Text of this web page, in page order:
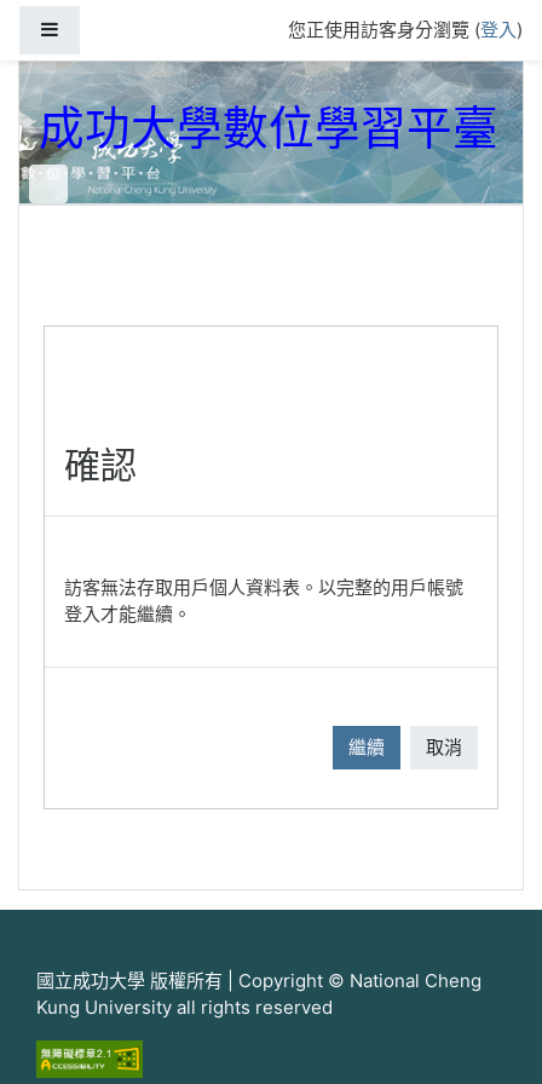
您正使用訪客身分瀏覽 (登入)
成功大學數位學習平臺
確認
訪客無法存取用戶個人資料表。以完整的用戶帳號
登入才能繼續。
繼續 取消
國立成功大學 版權所有 | Copyright © National Cheng
Kung University all rights reserved